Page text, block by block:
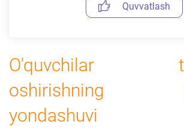
O'quvchilar
oshirishning
yondashuvi
Quvvatlash